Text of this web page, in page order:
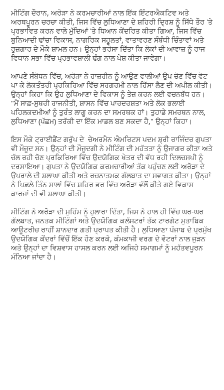
ਮੀਟਿੰਗ ਦੌਰਾਨ, ਅਰੋੜਾ ਨੇ ਕਰਮਚਾਰੀਆਂ ਨਾਲ ਇੱਕ ਇੰਟਰਐਕਟਿਵ ਅਤੇ
ਅਰਥਪੂਰਨ ਚਰਚਾ ਕੀਤੀ, ਜਿਸ ਵਿੱਚ ਲੁਧਿਆਣਾ ਦੇ ਸ਼ਹਿਰੀ ਦ੍ਰਿਸ਼ ਨੂੰ ਸਿੱਧੇ ਤੌਰ 'ਤੇ
ਪ੍ਰਭਾਵਿਤ ਕਰਨ ਵਾਲੇ ਮੁੱਦਿਆਂ 'ਤੇ ਧਿਆਨ ਕੇਂਦਰਿਤ ਕੀਤਾ ਗਿਆ, ਜਿਸ ਵਿੱਚ
ਬੁਨਿਆਦੀ ਢਾਂਚਾ ਵਿਕਾਸ, ਨਾਗਰਿਕ ਸਹੂਲਤਾਂ, ਵਾਤਾਵਰਣ ਸੰਬੰਧੀ ਚਿੰਤਾਵਾਂ ਅਤੇ
ਰੁਜ਼ਗਾਰ ਦੇ ਮੌਕੇ ਸ਼ਾਮਲ ਹਨ। ਉਨ੍ਹਾਂ ਭਰੋਸਾ ਦਿੱਤਾ ਕਿ ਲੋਕਾਂ ਦੀ ਆਵਾਜ਼ ਨੂੰ ਰਾਜ
ਵਿਧਾਨ ਸਭਾ ਵਿੱਚ ਪ੍ਰਭਾਵਸ਼ਾਲੀ ਢੰਗ ਨਾਲ ਪੇਸ਼ ਕੀਤਾ ਜਾਵੇਗਾ।
ਆਪਣੇ ਸੰਬੋਧਨ ਵਿੱਚ, ਅਰੋੜਾ ਨੇ ਹਾਜ਼ਰੀਨ ਨੂੰ ਆਉਣ ਵਾਲੀਆਂ ਉਪ ਚੋਣ ਵਿੱਚ ਵੋਟ
ਪਾ ਕੇ ਲੋਕਤੰਤਰੀ ਪ੍ਰਕਿਰਿਆ ਵਿੱਚ ਸਰਗਰਮੀ ਨਾਲ ਹਿੱਸਾ ਲੈਣ ਦੀ ਅਪੀਲ ਕੀਤੀ।
ਉਨ੍ਹਾਂ ਕਿਹਾ ਕਿ ਉਹ ਲੁਧਿਆਣਾ ਦੇ ਵਿਕਾਸ ਨੂੰ ਤੇਜ਼ ਕਰਨ ਲਈ ਵਚਨਬੱਧ ਹਨ।
"ਮੈਂ ਸਾਫ਼-ਸੁਥਰੀ ਰਾਜਨੀਤੀ, ਸ਼ਾਸਨ ਵਿੱਚ ਪਾਰਦਰਸ਼ਤਾ ਅਤੇ ਲੋਕ ਭਲਾਈ
ਪਹਿਲਕਦਮੀਆਂ ਨੂੰ ਤੁਰੰਤ ਲਾਗੂ ਕਰਨ ਦਾ ਸਮਰਥਕ ਹਾਂ। ਤੁਹਾਡੇ ਸਮਰਥਨ ਨਾਲ,
ਲੁਧਿਆਣਾ (ਪੱਛਮ) ਤਰੱਕੀ ਦਾ ਇੱਕ ਮਾਡਲ ਬਣ ਸਕਦਾ ਹੈ," ਉਨ੍ਹਾਂ ਕਿਹਾ।
ਇਸ ਮੌਕੇ ਟ੍ਰਾਈਡੈਂਟ ਗਰੁੱਪ ਦੇ ਚੇਅਰਮੈਨ ਐਮਰਿਟਸ ਪਦਮ ਸ਼੍ਰੀ ਰਾਜਿੰਦਰ ਗੁਪਤਾ
ਵੀ ਮੌਜੂਦ ਸਨ। ਉਨ੍ਹਾਂ ਦੀ ਮੌਜੂਦਗੀ ਨੇ ਮੀਟਿੰਗ ਦੀ ਮਹੱਤਤਾ ਨੂੰ ਉਜਾਗਰ ਕੀਤਾ ਅਤੇ
ਚੱਲ ਰਹੀ ਚੋਣ ਪ੍ਰਕਿਰਿਆ ਵਿੱਚ ਉਦਯੋਗਿਕ ਖੇਤਰ ਦੀ ਵੱਧ ਰਹੀ ਦਿਲਚਸਪੀ ਨੂੰ
ਦਰਸਾਇਆ। ਗੁਪਤਾ ਨੇ ਉਦਯੋਗਿਕ ਕਰਮਚਾਰੀਆਂ ਤੱਕ ਪਹੁੰਚਣ ਲਈ ਅਰੋੜਾ ਦੇ
ਉਪਰਾਲੇ ਦੀ ਸ਼ਲਾਘਾ ਕੀਤੀ ਅਤੇ ਰਚਨਾਤਮਕ ਗੱਲਬਾਤ ਦਾ ਸਵਾਗਤ ਕੀਤਾ। ਉਨ੍ਹਾਂ
ਨੇ ਪਿਛਲੇ ਤਿੰਨ ਸਾਲਾਂ ਵਿੱਚ ਸ਼ਹਿਰ ਭਰ ਵਿੱਚ ਅਰੋੜਾ ਵੱਲੋਂ ਕੀਤੇ ਗਏ ਵਿਕਾਸ
ਕਾਰਜਾਂ ਦੀ ਵੀ ਸ਼ਲਾਘਾ ਕੀਤੀ।
ਮੀਟਿੰਗ ਨੇ ਅਰੋੜਾ ਦੀ ਮੁਹਿੰਮ ਨੂੰ ਹੁਲਾਰਾ ਦਿੱਤਾ, ਜਿਸ ਨੇ ਹਾਲ ਹੀ ਵਿੱਚ ਘਰ-ਘਰ
ਗੱਲਬਾਤ, ਜਨਤਕ ਮੀਟਿੰਗਾਂ ਅਤੇ ਉਦਯੋਗਿਕ ਕਲੱਸਟਰਾਂ ਤੱਕ ਟਾਰਗੇਟ ਮੁਤਾਬਿਕ
ਆਊਟਰੀਚ ਰਾਹੀਂ ਸ਼ਾਨਦਾਰ ਗਤੀ ਪ੍ਰਾਪਤ ਕੀਤੀ ਹੈ। ਲੁਧਿਆਣਾ ਪੰਜਾਬ ਦੇ ਪ੍ਰਮੁੱਖ
ਉਦਯੋਗਿਕ ਕੇਂਦਰਾਂ ਵਿੱਚੋਂ ਇੱਕ ਹੋਣ ਕਰਕੇ, ਕੰਮਕਾਜੀ ਵਰਗ ਦੇ ਵੋਟਰਾਂ ਨਾਲ ਜੁੜਨ
ਅਤੇ ਉਨ੍ਹਾਂ ਦਾ ਵਿਸ਼ਵਾਸ ਹਾਸਲ ਕਰਨ ਲਈ ਅਜਿਹੇ ਸਮਾਗਮਾਂ ਨੂੰ ਮਹੱਤਵਪੂਰਨ
ਮੰਨਿਆ ਜਾਂਦਾ ਹੈ।